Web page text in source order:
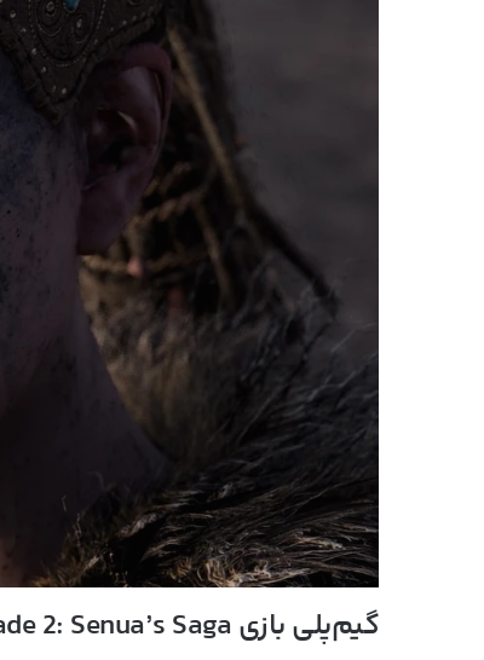
گیم‌پلی بازی Hellblade 2: Senua’s Saga